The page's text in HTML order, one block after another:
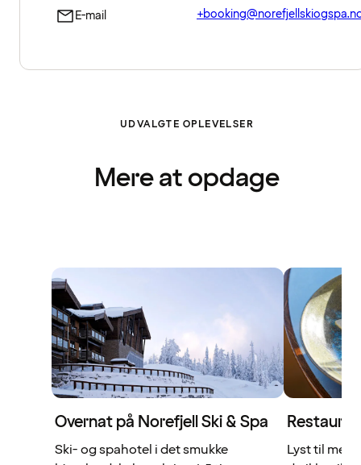
E-mail
UDVALGTE OPLEVELSER
Mere at opdage
Overnat på Norefjell Ski & Spa
Ski- og spahotel i det smukke
Lyst til